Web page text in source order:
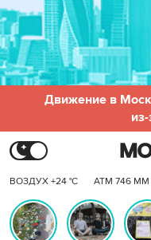
Движение в
ВОЗДУХ +24 °C АТМ 746 ММ